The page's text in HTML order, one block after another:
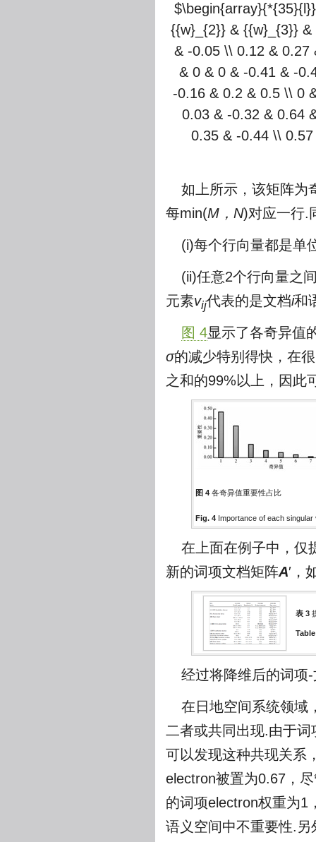
{{w}_{2}} & {{w}_{3}}
& -0.05 \\ 0.12 & 0.27
& 0 & 0 & -0.41 & -
-0.16 & 0.2 & 0.5 \\ 0
0.03 & -0.32 & 0.64
0.35 & -0.44 \\
如上所示，该矩阵为
每min(M，N)对应一行.
(i)每个行向量都是单
(ii)任意2个行向量之
元素vij代表的是文档i和
图 4显示了各奇异值
σ的减少特别得快，在
之和的99%以上，因此
图 4 各奇异值重要性占比
Fig. 4 Importance of each singular
在上面在例子中，仅
新的词项文档矩阵A′，
表 3
经过将降维后的词项
在日地空间系统领域
二者或共同出现.由于
可以发现这种共现关系
electron被置为0.67，
的词项electron权重为1
语义空间中不重要性.